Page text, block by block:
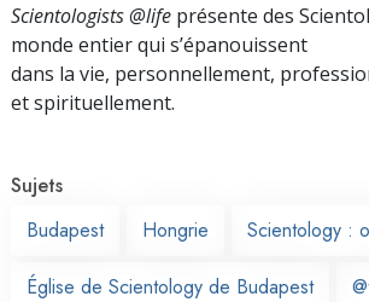
Scientologists @life présente des
monde entier qui s’épanouissent
dans la vie, personnellement,
et spirituellement.
Sujets
Budapest
Hongrie Scientology :
Église de Scientology de Budapest